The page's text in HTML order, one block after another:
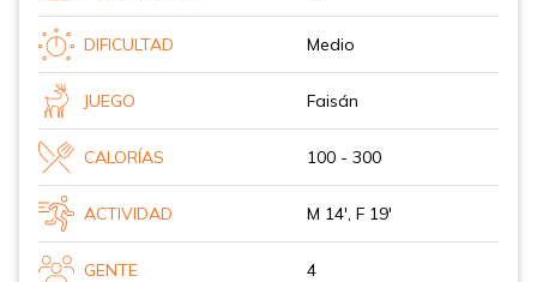
DIFICULTAD Medio
JUEGO Faisán
CALORÍAS 100 - 300
ACTIVIDAD M 14', F 19'
GENTE 4